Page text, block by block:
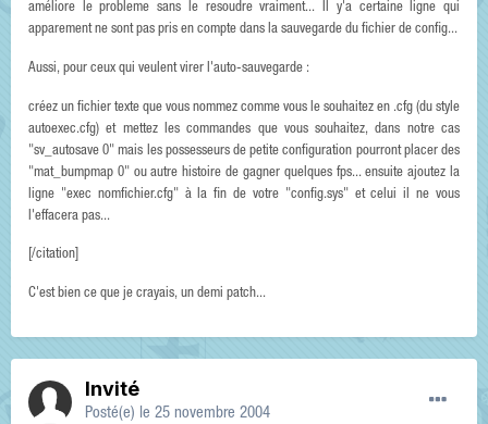
améliore le probleme sans le resoudre vraiment... Il y'a certaine ligne qui
apparement ne sont pas pris en compte dans la sauvegarde du fichier de config...
Aussi, pour ceux qui veulent virer l'auto-sauvegarde :
créez un fichier texte que vous nommez comme vous le souhaitez en .cfg (du style
autoexec.cfg) et mettez les commandes que vous souhaitez, dans notre cas
"sv_autosave 0" mais les possesseurs de petite configuration pourront placer des
"mat_bumpmap 0" ou autre histoire de gagner quelques fps... ensuite ajoutez la
ligne "exec nomfichier.cfg" à la fin de votre "config.sys" et celui il ne vous
l'effacera pas...
[/citation]
C'est bien ce que je crayais, un demi patch...
Invité
Posté(e) le 25 novembre 2004